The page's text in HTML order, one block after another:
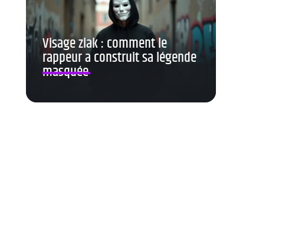
Visage ziak : comment le
rappeur a construit sa légende
masquée